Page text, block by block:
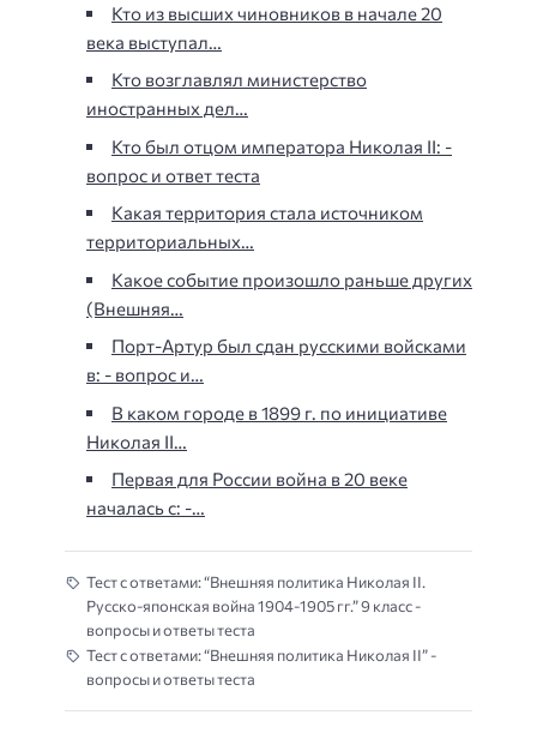
Кто из высших чиновников в начале 20
века выступал…
Кто возглавлял министерство
иностранных дел…
Кто был отцом императора Николая II: -
вопрос и ответ теста
Какая территория стала источником
территориальных…
Какое событие произошло раньше других
(Внешняя…
Порт-Артур был сдан русскими войсками
в: - вопрос и…
В каком городе в 1899 г. по инициативе
Николая II…
Первая для России война в 20 веке
началась с: -…
Тест с ответами: “Внешняя политика Николая II.
Русско-японская война 1904-1905 гг.” 9 класс -
вопросы и ответы теста
Тест с ответами: “Внешняя политика Николая II” -
вопросы и ответы теста